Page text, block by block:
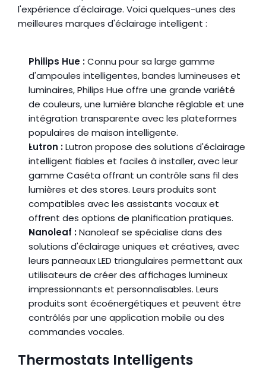
l'expérience d'éclairage. Voici quelques-unes des
meilleures marques d'éclairage intelligent :
Philips Hue : Connu pour sa large gamme
d'ampoules intelligentes, bandes lumineuses et
luminaires, Philips Hue offre une grande variété
de couleurs, une lumière blanche réglable et une
intégration transparente avec les plateformes
populaires de maison intelligente.
Lutron : Lutron propose des solutions d'éclairage
intelligent fiables et faciles à installer, avec leur
gamme Caséta offrant un contrôle sans fil des
lumières et des stores. Leurs produits sont
compatibles avec les assistants vocaux et
offrent des options de planification pratiques.
Nanoleaf : Nanoleaf se spécialise dans des
solutions d'éclairage uniques et créatives, avec
leurs panneaux LED triangulaires permettant aux
utilisateurs de créer des affichages lumineux
impressionnants et personnalisables. Leurs
produits sont écoénergétiques et peuvent être
contrôlés par une application mobile ou des
commandes vocales.
Thermostats Intelligents